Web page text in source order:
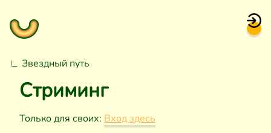
∟ Звездный путь
Стриминг
Только для своих: Вход здесь